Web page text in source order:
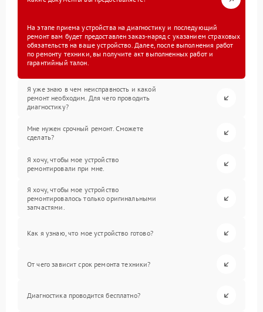
На этапе приема устройства на диагностику и последующий
ремонт вам будет предоставлен заказ-наряд с указанием страховых
обязательств на ваше устройство. Далее, после выполнения работ
по ремонту техники, вы получите акт выполненных работ и
гарантийный талон.
Я уже знаю в чем неисправность и какой
ремонт необходим. Для чего проводить
диагностику?
Мне нужен срочный ремонт. Сможете
сделать?
Я хочу, чтобы мое устройство
ремонтировали при мне.
Я хочу, чтобы мое устройство
ремонтировалось только оригинальными
запчастями.
Как я узнаю, что мое устройство готово?
От чего зависит срок ремонта техники?
Диагностика проводится бесплатно?